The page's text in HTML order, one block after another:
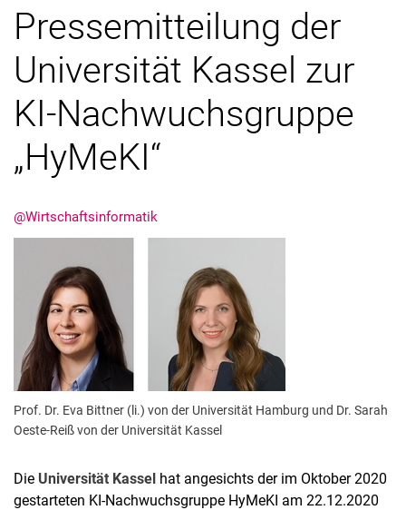
Aktuelles
Stellenangebote
Termine
Pressemitteilung der
Universität Kassel zur
KI-Nachwuchsgruppe
„HyMeKI“
@Wirtschaftsinformatik
Prof. Dr. Eva Bittner (li.) von der Universität Hamburg und Dr. Sarah
Oeste-Reiß von der Universität Kassel
Die Universität Kassel hat angesichts der im Oktober 2020
gestarteten KI-Nachwuchsgruppe HyMeKI am 22.12.2020